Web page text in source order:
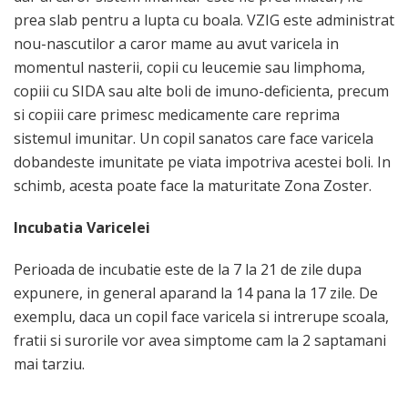
prea slab pentru a lupta cu boala. VZIG este administrat
nou-nascutilor a caror mame au avut varicela in
momentul nasterii, copii cu leucemie sau limphoma,
copiii cu SIDA sau alte boli de imuno-deficienta, precum
si copiii care primesc medicamente care reprima
sistemul imunitar. Un copil sanatos care face varicela
dobandeste imunitate pe viata impotriva acestei boli. In
schimb, acesta poate face la maturitate Zona Zoster.
Incubatia Varicelei
Perioada de incubatie este de la 7 la 21 de zile dupa
expunere, in general aparand la 14 pana la 17 zile. De
exemplu, daca un copil face varicela si intrerupe scoala,
fratii si surorile vor avea simptome cam la 2 saptamani
mai tarziu.